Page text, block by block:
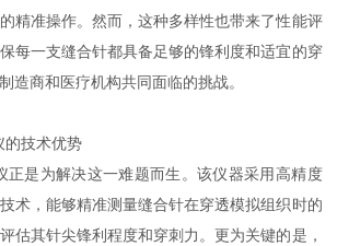
精准操作。然而，这种多样性也带来了性能评
每一支缝合针都具备足够的锋利度和适宜的穿
造商和医疗机构共同面临的挑战。
的技术优势
正是为解决这一难题而生。该仪器采用高精度
术，能够精准测量缝合针在穿透模拟组织时的
估其针尖锋利程度和穿刺力。更为关键的是，